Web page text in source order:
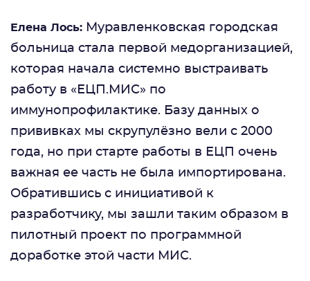
Елена Лось: Муравленковская городская
больница стала первой медорганизацией,
которая начала системно выстраивать
работу в «ЕЦП.МИС» по
иммунопрофилактике. Базу данных о
прививках мы скрупулёзно вели с 2000
года, но при старте работы в ЕЦП очень
важная ее часть не была импортирована.
Обратившись с инициативой к
разработчику, мы зашли таким образом в
пилотный проект по программной
доработке этой части МИС.